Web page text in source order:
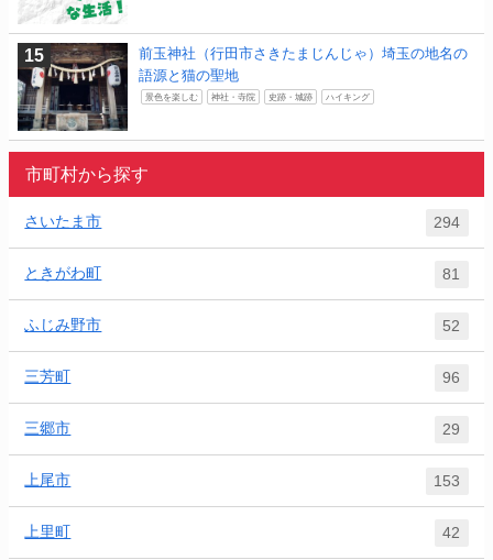
前玉神社（行田市さきたまじんじゃ）埼玉の地名の
語源と猫の聖地
景色を楽しむ 神社・寺院 史跡・城跡 ハイキング
市町村から探す
さいたま市 294
ときがわ町 81
ふじみ野市 52
三芳町 96
三郷市 29
上尾市 153
上里町 42